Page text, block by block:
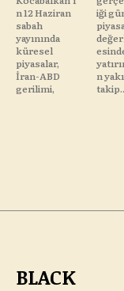
n 12 Haziran
sabah
yayınında
küresel
piyasalar,
İran-ABD
gerilimi,
iği günlük
piyasa
değerlendirm
esinde
yatırımcıları
n yakından
BLACK